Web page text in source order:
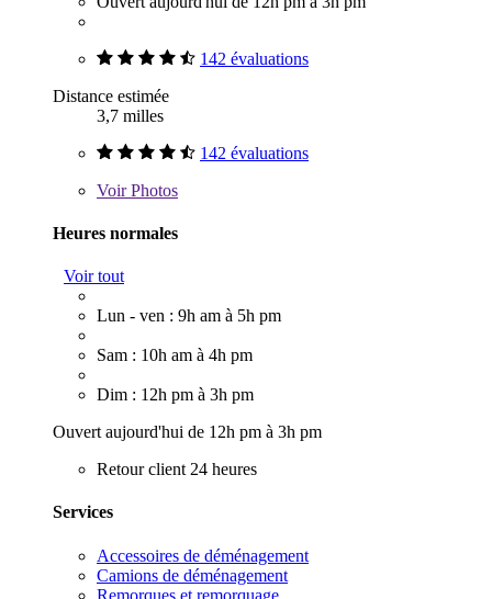
142 évaluations
Distance estimée
3,7 milles
142 évaluations
VoirPhotos
Heures normales
Voir tout
Lun - ven : 9h am à 5h pm
Sam : 10h am à 4h pm
Dim : 12h pm à 3h pm
Ouvert aujourd'hui de 12h pm à 3h pm
Retour client 24 heures
Services
Accessoires de déménagement
Camions de déménagement
Remorques et remorquage